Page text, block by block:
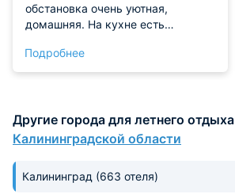
обстановка очень уютная,
домашняя. На кухне есть
все под рукой. Интернет
стабильный и шустрый, весь
Рекомендую!
Подробнее
Другие города для летнего отдыха
Калининградской области
Калининград (663 отеля)